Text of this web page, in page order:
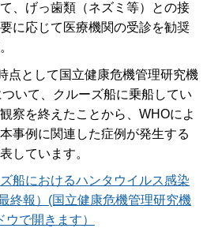
、げっ歯類（ネズミ等）との接
に応じて医療機関の受診を勧奨
として国立健康危機管理研究機
いて、クルーズ船に乗船してい
察を終えたことから、WHOによ
事例に関連した症例が発生する
しています。
船におけるハンタウイルス感染
終報）(国立健康危機管理研究機
で開きます）